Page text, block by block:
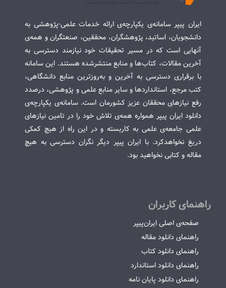
ایران پیپر سامانه‌ی یکپارچه‌ی ارائه خدمات علمی-پژوهشی به
دانشجویان، اساتید، پژوهشگران، محققین، صنعتگران و همه‌ی
آنهایی است که در مسیر تحقیقات خود نیازمند دسترسی به
آخرین مقالات، کتاب‌ها و منابع منتشرشده هستند. این سامانه
با برقراری دسترسی به آخرین و به‌روزترین منابع دانشگاهی،
کتب مرجع، استانداردها و سایر منابع علمی و پژوهشی، درصدد
رفع نیازهای محققان عزیز کشورمان است. سامانه‌ی یکپارچه‌ی
دانلود ایران پیپر همواره همه‌ی تلاش خود را در تامین نیازهای
علمی جامعه‌ی علمی به کاربسته و در این راه از هیچ کمکی
دریغ نخواهدکرد. با ایران پیپر دیگر نگران دسترسی به هیچ
مقاله و کتابی نخواهید بود.
راهنمای کاربران
صفحه‌ی اصلی ایران‌پیپر
راهنمای دانلود مقاله
راهنمای دانلود کتاب
راهنمای دانلود استاندارد
راهنمای دانلود پایان نامه